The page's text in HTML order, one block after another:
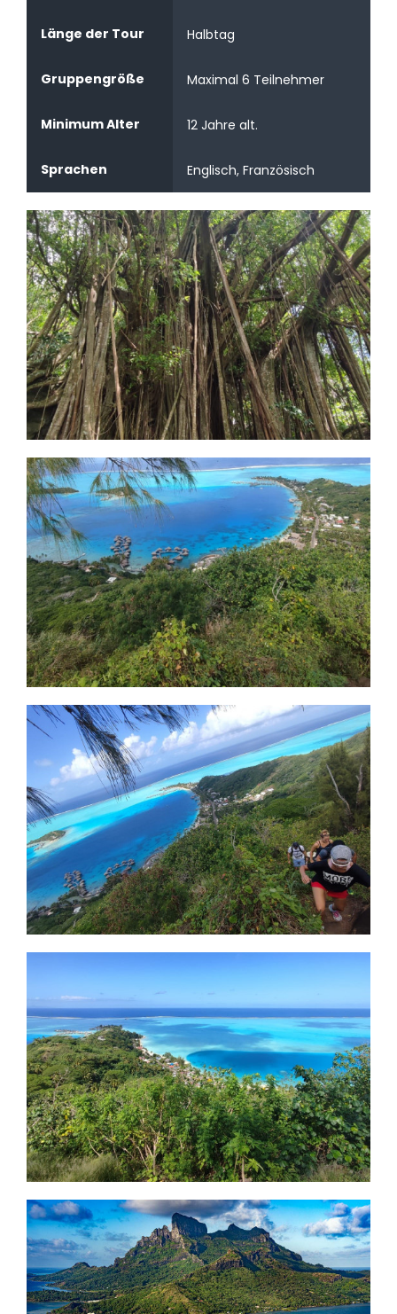
Länge der Tour Halbtag
Gruppengröße Maximal 6 Teilnehmer
Minimum Alter 12 Jahre alt.
Sprachen Englisch, Französisch